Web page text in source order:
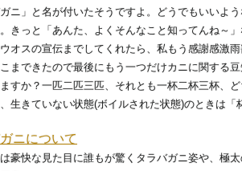
ニ」と名が付いたそうですよ。どうでもいいよ
きっと「あんた、よくそんなこと知ってんね～
オスの宣伝までしてくれたら、私もう感謝感激
まできたので最後にもう一つだけカニに関する
すか？一匹二匹三匹、それとも一杯二杯三杯、
生きていない状態(ボイルされた状態)のときは
ニについて
豪快な見た目に誰もが驚くタラバガニ姿や、極